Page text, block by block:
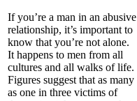
If you’re a man in an abusive
relationship, it’s important to
know that you’re not alone.
It happens to men from all
cultures and all walks of life.
Figures suggest that as many
as one in three victims of